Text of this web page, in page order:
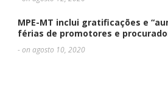
MPE-MT inclui gratificações e
férias de promotores e
- on agosto 10, 2020